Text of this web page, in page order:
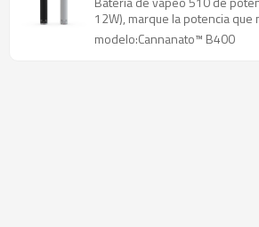
12W), marque la potencia que
modelo:Cannanato™ B400